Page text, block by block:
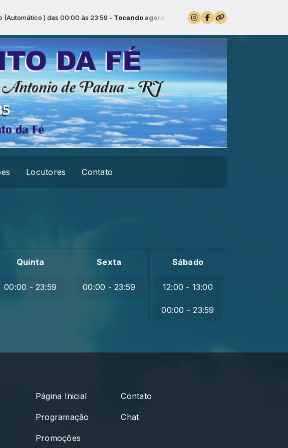
) das 00:00 às 23:59 -Tocando agora: Minha Historia vai Mudar - Geraldo
Locutores Contato
Quinta
00:00 - 23:59
Sexta
00:00 - 23:59
Sábado
12:00 - 13:00
00:00 - 23:59
Página Inicial
Programação
Promoções
Contato
Chat